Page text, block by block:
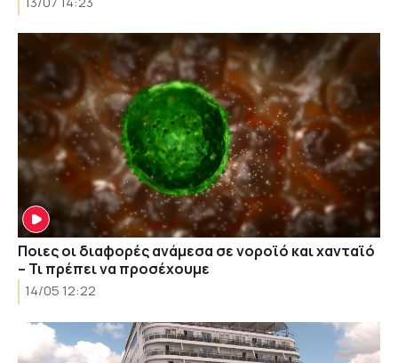
Ποιες οι διαφορές ανάμεσα σε νοροϊό και χανταϊό
– Τι πρέπει να προσέχουμε
14/05 12:22